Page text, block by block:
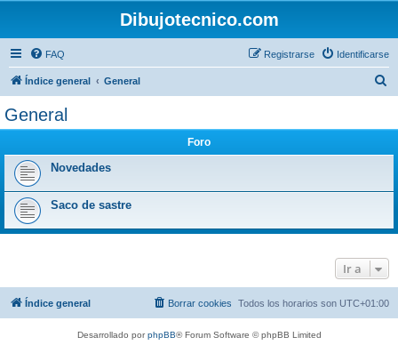
Dibujotecnico.com
FAQ Identificarse
Registrarse
Índice general General
General
Foro
Novedades
Saco de sastre
Ir a
Índice general Todos los horarios son UTC+01:00
Borrar cookies
Desarrollado porphpBB® Forum Software © phpBB Limited